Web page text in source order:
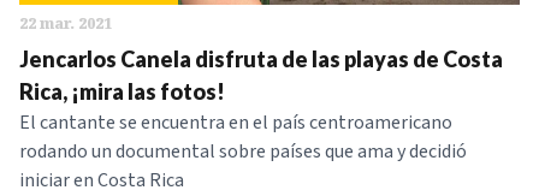
22 mar. 2021
Jencarlos Canela disfruta de las playas de Costa
Rica, ¡mira las fotos!
El cantante se encuentra en el país centroamericano
rodando un documental sobre países que ama y decidió
iniciar en Costa Rica